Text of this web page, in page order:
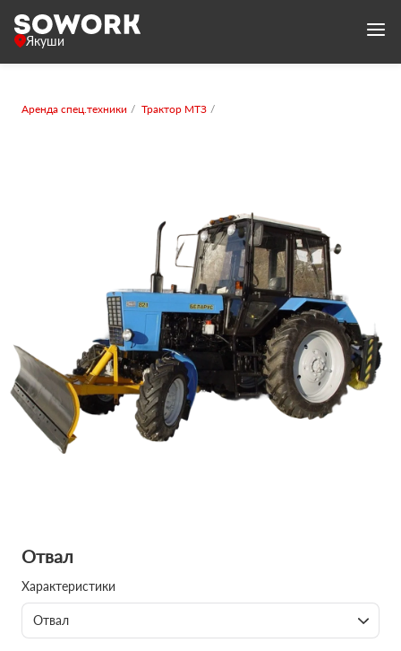
Якуши
Аренда спец.техники Трактор МТЗ
Отвал
Характеристики
Отвал